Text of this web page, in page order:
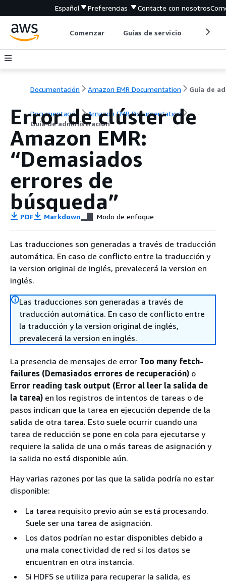
Español Preferencias Contacte con nosotros
Comenzar Guías de servicio
Documentación Amazon EMR Documentation
Documentación
Amazon EMR Documentation
Guía de administración
Error de clúster de
Amazon EMR:
“Demasiados
errores de
búsqueda”
PDF Markdown Modo de enfoque
Las traducciones son generadas a través de traducción
automática. En caso de conflicto entre la traducción y
la version original de inglés, prevalecerá la version en
inglés.
Las traducciones son generadas a través de
traducción automática. En caso de conflicto entre
la traducción y la version original de inglés,
prevalecerá la version en inglés.
La presencia de mensajes de error Too many fetch-
failures (Demasiados errores de recuperación) o
Error reading task output (Error al leer la salida de
la tarea) en los registros de intentos de tareas o de
pasos indican que la tarea en ejecución depende de la
salida de otra tarea. Esto suele ocurrir cuando una
tarea de reducción se pone en cola para ejecutarse y
requiere la salida de una o más tareas de asignación y
la salida no está disponible aún.
Hay varias razones por las que la salida podría no estar
disponible:
La tarea requisito previo aún se está procesando.
Suele ser una tarea de asignación.
Los datos podrían no estar disponibles debido a
una mala conectividad de red si los datos se
encuentran en otra instancia.
Si HDFS se utiliza para recuperar la salida, es